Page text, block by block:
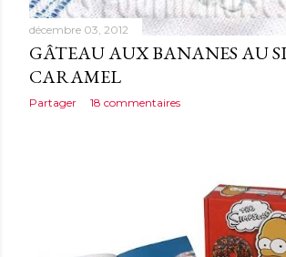
décembre 03, 2012
GÂTEAU AUX BANANES AU
CARAMEL
Partager 18 commentaires